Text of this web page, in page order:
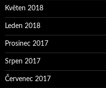
Květen 2018
Leden 2018
Prosinec 2017
Srpen 2017
Červenec 2017